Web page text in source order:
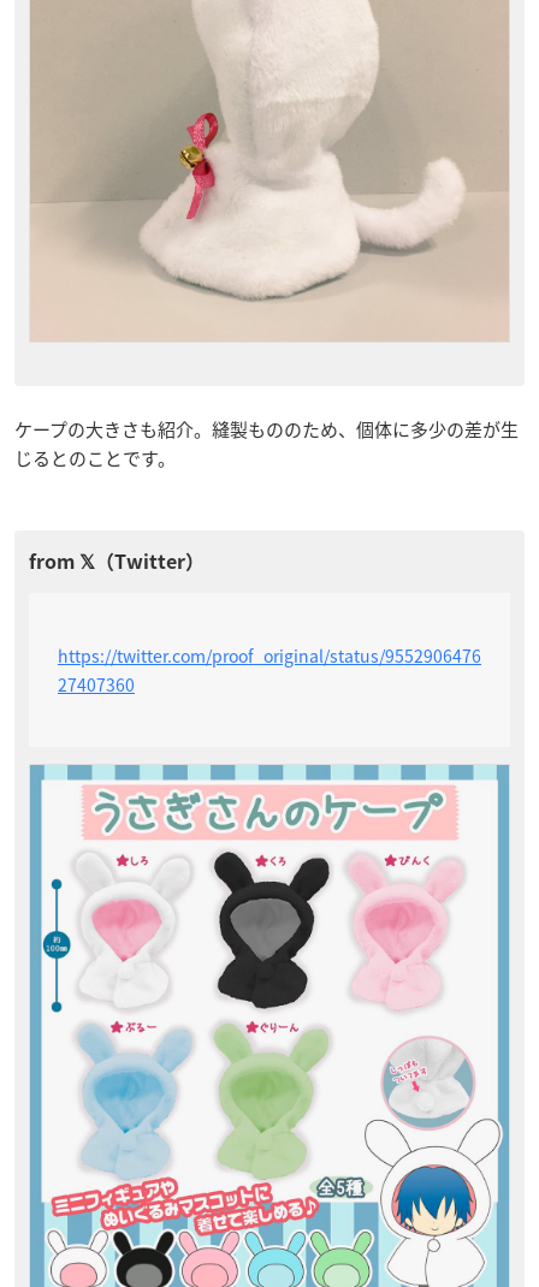
ケープの大きさも紹介。縫製もののため、個体に多少の差が生
じるとのことです。
https://twitter.com/proof_original/status/9552906476
27407360